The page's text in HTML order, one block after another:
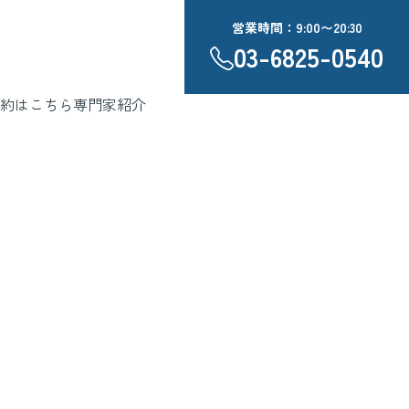
はこちら専門家紹介
営業時間：9:00〜20:30
03-6825-0540